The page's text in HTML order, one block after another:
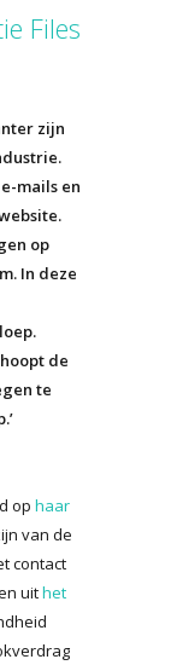
Files
zijn
mails en
op
In deze
de
te
op haar
van de
contact
uithet